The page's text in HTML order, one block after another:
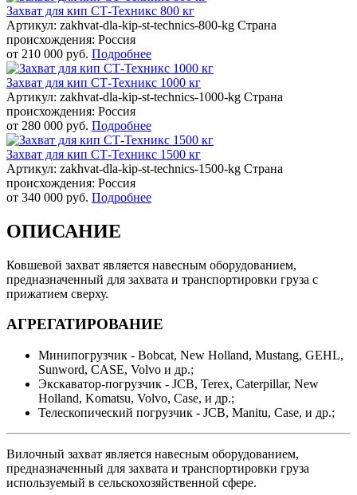
Захват для кип СТ-Техникс 800 кг
Артикул: zakhvat-dla-kip-st-technics-800-kg Страна
происхождения: Россия
от 210 000 руб. Подробнее
Захват для кип СТ-Техникс 1000 кг
Артикул: zakhvat-dla-kip-st-technics-1000-kg Страна
происхождения: Россия
от 280 000 руб. Подробнее
Захват для кип СТ-Техникс 1500 кг
Артикул: zakhvat-dla-kip-st-technics-1500-kg Страна
происхождения: Россия
от 340 000 руб. Подробнее
ОПИСАНИЕ
Ковшевой захват является навесным оборудованием,
предназначенный для захвата и транспортировки груза с
прижатием сверху.
АГРЕГАТИРОВАНИЕ
Минипогрузчик - Bobcat, New Holland, Mustang, GEHL,
Sunword, CASE, Volvo и др.;
Экскаватор-погрузчик - JCB, Terex, Caterpillar, New
Holland, Komatsu, Volvo, Case, и др.;
Телескопический погрузчик - JCB, Manitu, Case, и др.;
Вилочный захват является навесным оборудованием,
предназначенный для захвата и транспортировки груза
используемый в сельскохозяйственной сфере.